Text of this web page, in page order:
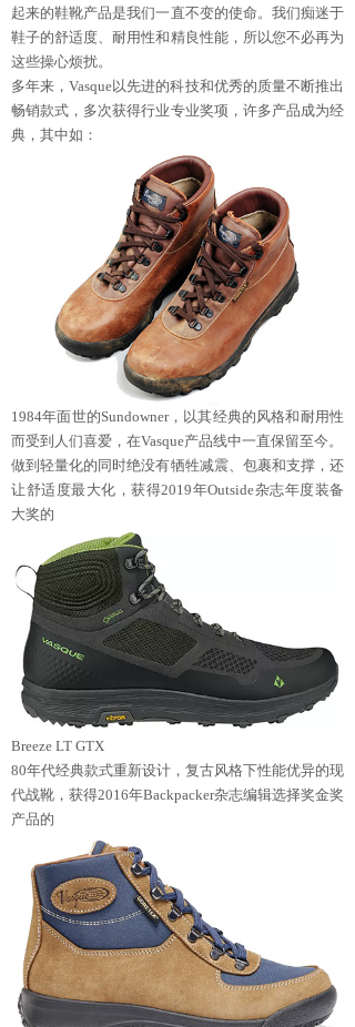
起来的鞋靴产品是我们一直不变的使命。我们痴迷于
鞋子的舒适度、耐用性和精良性能，所以您不必再为
这些操心烦扰。
多年来，Vasque以先进的科技和优秀的质量不断推出
畅销款式，多次获得行业专业奖项，许多产品成为经
典，其中如：
1984年面世的Sundowner，以其经典的风格和耐用性
而受到人们喜爱，在Vasque产品线中一直保留至今。
做到轻量化的同时绝没有牺牲减震、包裹和支撑，还
让舒适度最大化，获得2019年Outside杂志年度装备
大奖的
Breeze LT GTX
80年代经典款式重新设计，复古风格下性能优异的现
代战靴，获得2016年Backpacker杂志编辑选择奖金奖
产品的